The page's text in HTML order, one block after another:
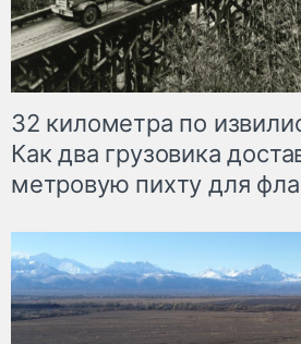
32 километра по
Как два грузовика
метровую пихту для